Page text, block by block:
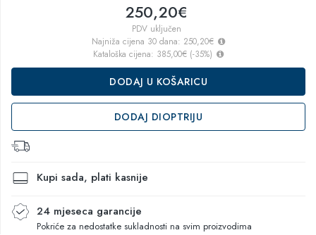
250,20€
PDV uključen
Najniža cijena 30 dana: 250,20€
Kataloška cijena: 385,00€ (-35%)
DODAJ U KOŠARICU
DODAJ DIOPTRIJU
Kupi sada, plati kasnije
24 mjeseca garancije
Pokriće za nedostatke sukladnosti na svim proizvodima